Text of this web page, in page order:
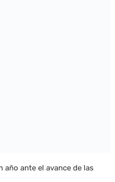
año ante el avance de las